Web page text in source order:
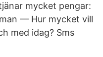
mycket pengar:
— Hur mycket vill
med idag? Sms